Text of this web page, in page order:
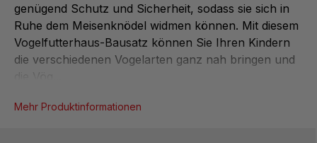
genügend Schutz und Sicherheit, sodass sie sich in
Ruhe dem Meisenknödel widmen können. Mit diesem
Vogelfutterhaus-Bausatz können Sie Ihren Kindern
die verschiedenen Vogelarten ganz nah bringen und
Mehr Produktinformationen